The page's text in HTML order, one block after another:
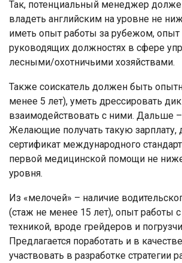
Так, потенциальный менеджер
владеть английским на уровне не
иметь опыт работы за рубежом, опыт
руководящих должностях в сфере
лесными/охотничьими хозяйствами.
Также соискатель должен быть
менее 5 лет), уметь дрессировать
взаимодействовать с ними. Дальше
Желающие получать такую
сертификат международного
первой медицинской помощи не
уровня.
Из «мелочей» – наличие
(стаж не менее 15 лет), опыт работы
техникой, вроде грейдеров и
Предлагается поработать и в
участвовать в разработке стратегии